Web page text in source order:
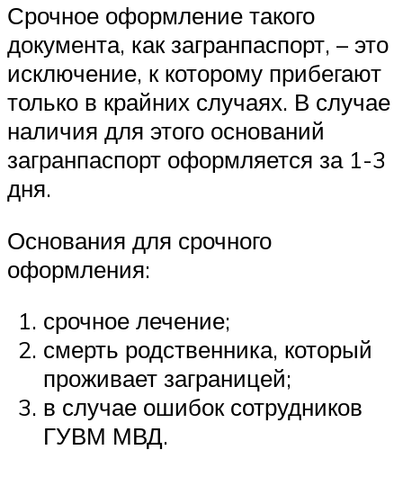
Срочное оформление такого
документа, как загранпаспорт, – это
исключение, к которому прибегают
только в крайних случаях. В случае
наличия для этого оснований
загранпаспорт оформляется за 1-3
дня.
Основания для срочного
оформления:
срочное лечение;
смерть родственника, который
проживает заграницей;
в случае ошибок сотрудников
ГУВМ МВД.